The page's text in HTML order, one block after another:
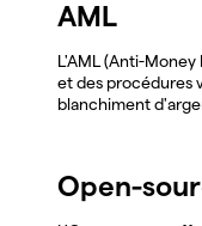
AML
L'AML (Anti-
et des procédures
blanchiment
Open-